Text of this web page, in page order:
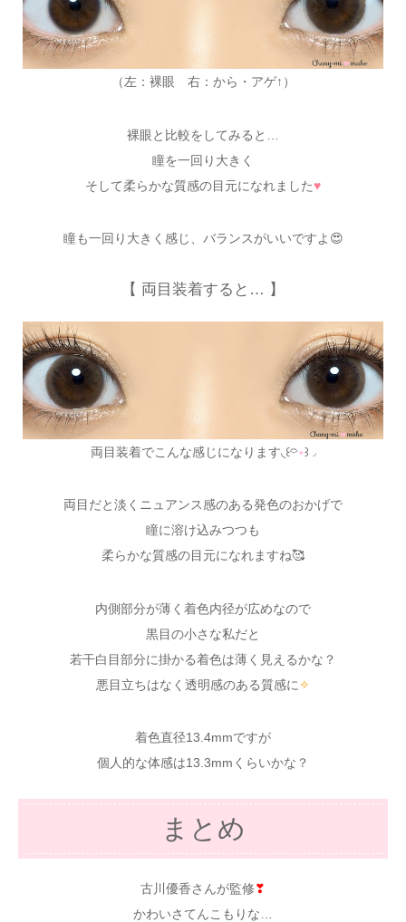
（左：裸眼 右：から・アゲ↑）
裸眼と比較をしてみると…
瞳を一回り大きく
そして柔らかな質感の目元になれました♥
瞳も一回り大きく感じ、バランスがいいですよ😍
【 両目装着すると… 】
両目装着でこんな感じになります◟꒰⌔̈∗꒱◞
両目だと淡くニュアンス感のある発色のおかげで
瞳に溶け込みつつも
柔らかな質感の目元になれますね🥰
内側部分が薄く着色内径が広めなので
黒目の小さな私だと
若干白目部分に掛かる着色は薄く見えるかな？
悪目立ちはなく透明感のある質感に✧
着色直径13.4mmですが
個人的な体感は13.3mmくらいかな？
まとめ
古川優香さんが監修❣
かわいさてんこもりな…